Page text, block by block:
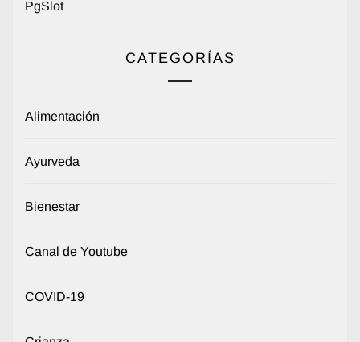
PgSlot
CATEGORÍAS
Alimentación
Ayurveda
Bienestar
Canal de Youtube
COVID-19